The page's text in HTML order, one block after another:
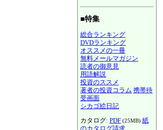
■特集
総合ランキング
DVDランキング
オススメの一冊
無料メールマガジン
読者の御意見
用語解説
投資のススメ
著者の投資コラム 携帯待
受画面
シカゴ絵日記
カタログ: PDF (25MB) 紙
のカタログ請求